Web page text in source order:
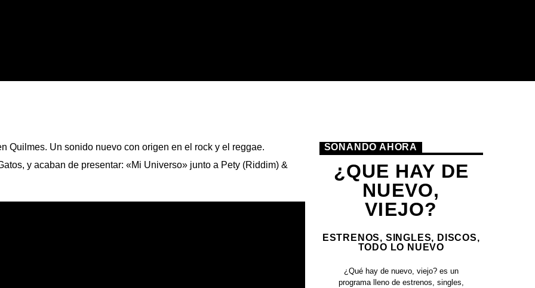
Quilmes. Un sonido nuevo con origen en el rock y el reggae.
y acaban de presentar: «Mi Universo»junto a Pety (Riddim)&
SONANDO AHORA
¿QUE HAY DE
NUEVO,
VIEJO?
ESTRENOS, SINGLES, DISCOS,
TODO LO NUEVO
¿Qué hay de nuevo, viejo?es un
programa lleno de estrenos, singles,